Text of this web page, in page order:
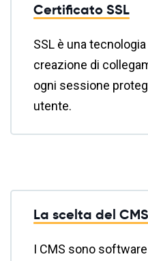
Certificato SSL
SSL è una
creazione di
ogni sessione
utente.
La scelta del CMS
I CMS sono